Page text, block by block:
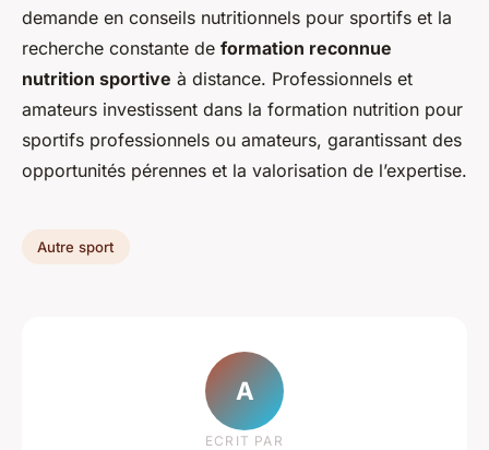
demande en conseils nutritionnels pour sportifs et la
recherche constante de formation reconnue
nutrition sportive à distance. Professionnels et
amateurs investissent dans la formation nutrition pour
sportifs professionnels ou amateurs, garantissant des
opportunités pérennes et la valorisation de l’expertise.
Autre sport
A
ECRIT PAR